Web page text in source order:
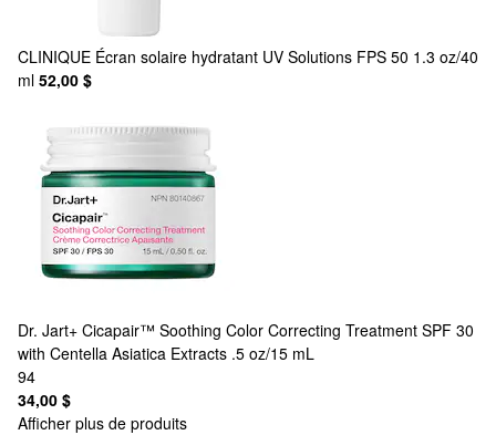
CLINIQUE Écran solaire hydratant UV Solutions FPS 50 1.3 oz/40
ml 52,00 $
Dr. Jart+ Cicapair™ Soothing Color Correcting Treatment SPF 30
with Centella Asiatica Extracts .5 oz/15 mL
94
34,00 $
Afficher plus de produits